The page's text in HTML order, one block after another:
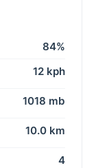
84%
12 kph
1018 mb
10.0 km
4